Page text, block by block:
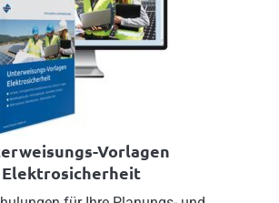
Vorlagen
Elektrosicherheit